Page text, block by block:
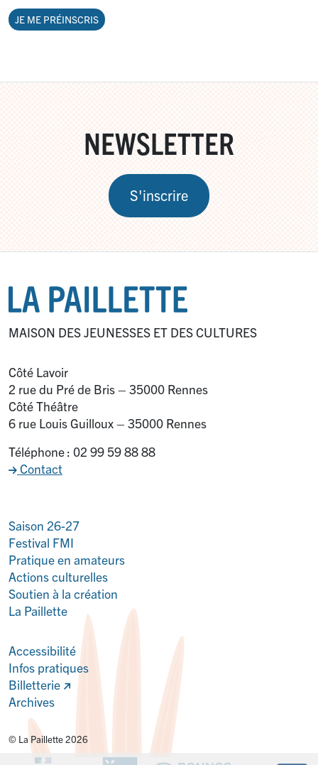
JE ME PRÉINSCRIS
NEWSLETTER
S'inscrire
MAISON DES JEUNESSES ET DES CULTURES
Côté Lavoir
2 rue du Pré de Bris – 35000 Rennes
Côté Théâtre
6 rue Louis Guilloux – 35000 Rennes
Téléphone : 02 99 59 88 88
Contact
Saison 26-27
Festival FMI
Pratique en amateurs
Actions culturelles
Soutien à la création
La Paillette
Accessibilité
Infos pratiques
Billetterie
Archives
© La Paillette 2026